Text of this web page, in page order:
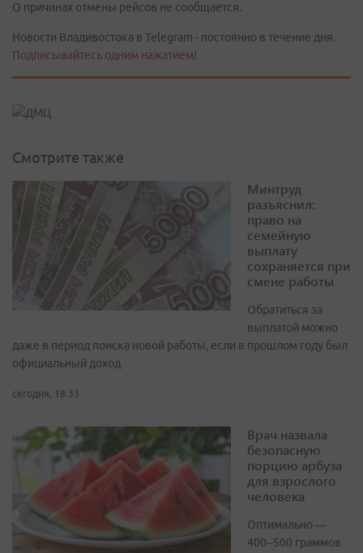
О причинах отмены рейсов не сообщается.
Новости Владивостока в Telegram - постоянно в течение дня.
Подписывайтесь одним нажатием!
Смотрите также
Минтруд
разъяснил:
право на
семейную
выплату
сохраняется при
смене работы
Обратиться за
выплатой можно
даже в период поиска новой работы, если в прошлом году был
официальный доход
сегодня, 18:33
Врач назвала
безопасную
порцию арбуза
для взрослого
человека
Оптимально —
400–500 граммов